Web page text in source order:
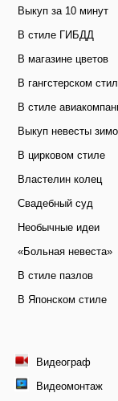
Выкуп за 10 минут
В стиле ГИБДД
В магазине цветов
В гангстерском
В стиле
Выкуп невесты
В цирковом стиле
Властелин колец
Свадебный суд
Необычные идеи
«Больная невеста»
В стиле пазлов
В Японском стиле
Видеограф
Видеомонтаж